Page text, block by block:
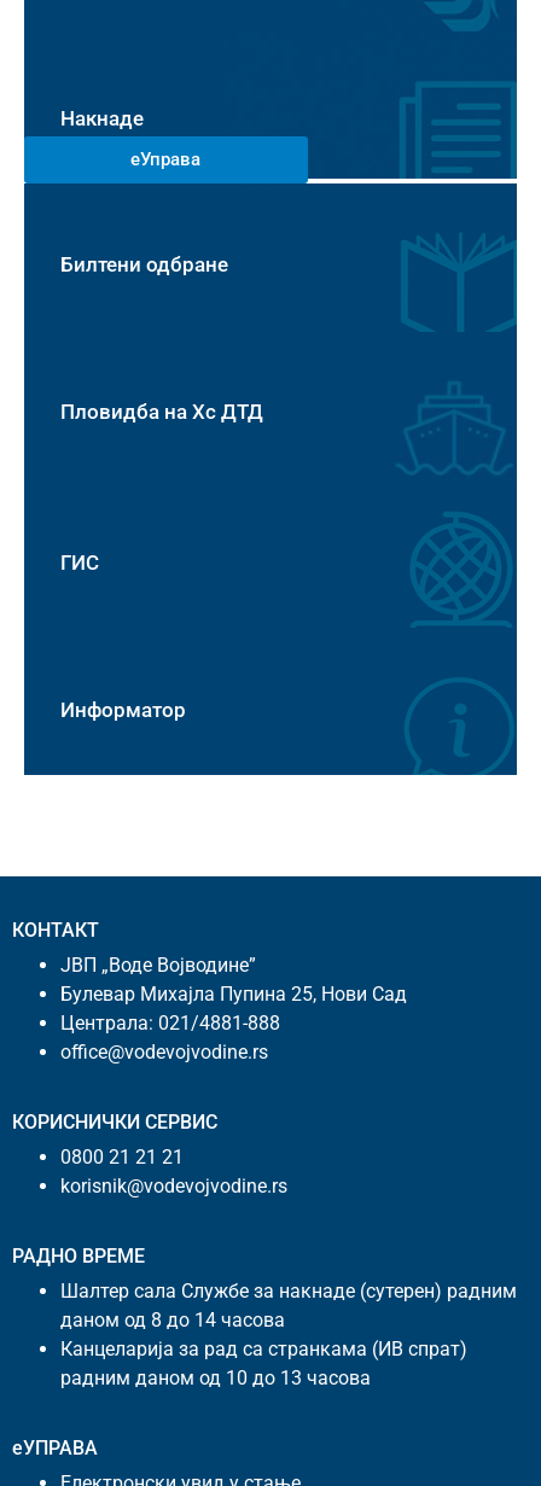
Накнаде
еУправа
Билтени одбране
Пловидба на Хс ДТД
ГИС
Информатор
КОНТАКТ
ЈВП „Воде Војводине”
Булевар Михајла Пупина 25, Нови Сад
Централа: 021/4881-888
office@vodevojvodine.rs
КОРИСНИЧКИ СЕРВИС
0800 21 21 21
korisnik@vodevojvodine.rs
РАДНО ВРЕМЕ
Шалтер сала Службе за накнаде (сутерен) радним
даном од 8 до 14 часова
Канцеларија за рад са странкама (ИВ спрат)
радним даном од 10 до 13 часова
еУПРАВА